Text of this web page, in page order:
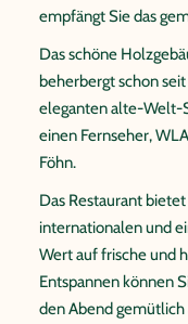
empfängt Sie das
Das schöne
beherbergt schon
eleganten alte-Welt-
einen Fernseher,
Föhn.
Das Restaurant
internationalen und
Wert auf frische und
Entspannen können
den Abend gemütlich